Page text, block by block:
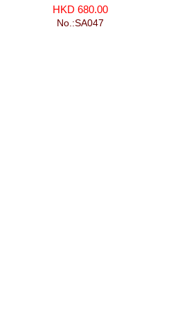
HKD 680.00
No.:SA047